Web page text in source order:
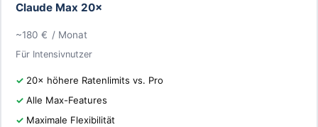
Claude Max 20×
~180 € / Monat
Für Intensivnutzer
20× höhere Ratenlimits vs. Pro
Alle Max-Features
Maximale Flexibilität